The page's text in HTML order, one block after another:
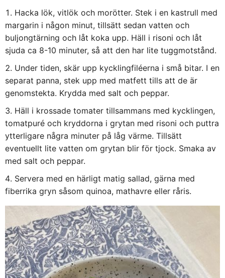
Hacka lök, vitlök och morötter. Stek i en kastrull med
margarin i någon minut, tillsätt sedan vatten och
buljongtärning och låt koka upp. Häll i risoni och låt
sjuda ca 8-10 minuter, så att den har lite tuggmotstånd.
Under tiden, skär upp kycklingfiléerna i små bitar. I en
separat panna, stek upp med matfett tills att de är
genomstekta. Krydda med salt och peppar.
Häll i krossade tomater tillsammans med kycklingen,
tomatpuré och kryddorna i grytan med risoni och puttra
ytterligare några minuter på låg värme. Tillsätt
eventuellt lite vatten om grytan blir för tjock. Smaka av
med salt och peppar.
Servera med en härligt matig sallad, gärna med
fiberrika gryn såsom quinoa, mathavre eller råris.